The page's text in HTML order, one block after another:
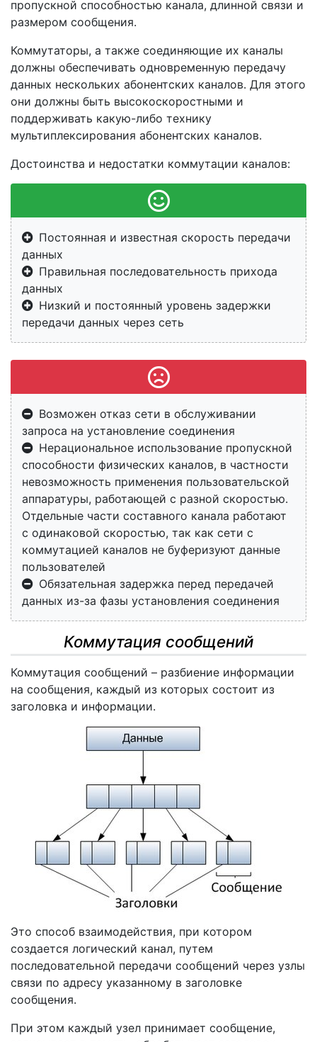
пропускной способностью канала, длинной связи и
размером сообщения.
Коммутаторы, а также соединяющие их каналы
должны обеспечивать одновременную передачу
данных нескольких абонентских каналов. Для этого
они должны быть высокоскоростными и
поддерживать какую-либо технику
мультиплексирования абонентских каналов.
Достоинства и недостатки коммутации каналов:
Постоянная и известная скорость передачи
данных
Правильная последовательность прихода
данных
Низкий и постоянный уровень задержки
передачи данных через сеть
Возможен отказ сети в обслуживании
запроса на установление соединения
Нерациональное использование пропускной
способности физических каналов, в частности
невозможность применения пользовательской
аппаратуры, работающей с разной скоростью.
Отдельные части составного канала работают
с одинаковой скоростью, так как сети с
коммутацией каналов не буферизуют данные
пользователей
Обязательная задержка перед передачей
данных из-за фазы установления соединения
Коммутация сообщений
Коммутация сообщений – разбиение информации
на сообщения, каждый из которых состоит из
заголовка и информации.
Это способ взаимодействия, при котором
создается логический канал, путем
последовательной передачи сообщений через узлы
связи по адресу указанному в заголовке
сообщения.
При этом каждый узел принимает сообщение,